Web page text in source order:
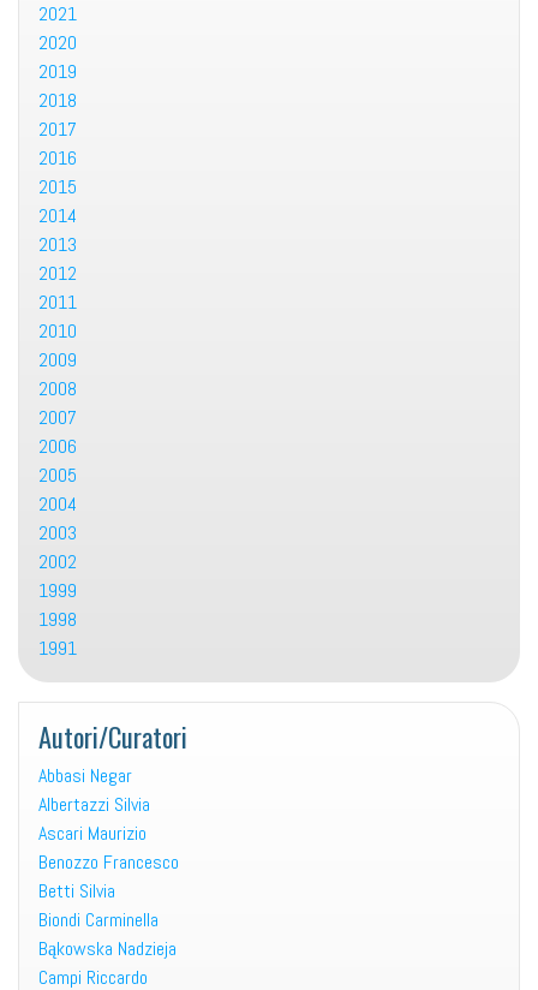
2021
2020
2019
2018
2017
2016
2015
2014
2013
2012
2011
2010
2009
2008
2007
2006
2005
2004
2003
2002
1999
1998
1991
Autori/Curatori
Abbasi Negar
Albertazzi Silvia
Ascari Maurizio
Benozzo Francesco
Betti Silvia
Biondi Carminella
Bąkowska Nadzieja
Campi Riccardo